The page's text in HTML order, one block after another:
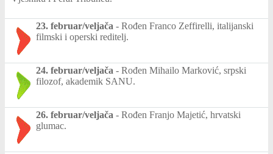
23. februar/veljača - Rođen Franco Zeffirelli, italijanski
filmski i operski reditelj.
24. februar/veljača - Rođen Mihailo Marković, srpski
filozof, akademik SANU.
26. februar/veljača - Rođen Franjo Majetić, hrvatski
glumac.